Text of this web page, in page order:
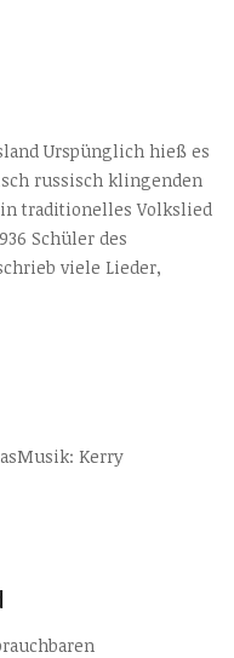
Urspünglich hieß es
russisch klingenden
traditionelles Volkslied
Schüler des
viele Lieder,
Kerry